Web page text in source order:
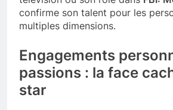
confirme son talent pour les
multiples dimensions.
Engagements
passions : la face
star